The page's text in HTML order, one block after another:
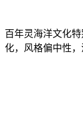
百年灵海洋文化
化，风格偏中性，